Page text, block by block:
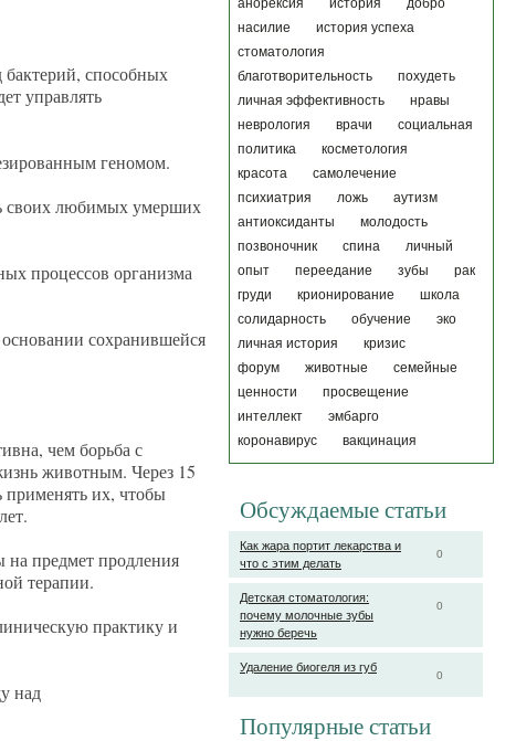
анорексия
история
добро
насилие
история успеха
стоматология
благотворительность
похудеть
личная эффективность
нравы
неврология
врачи
социальная
политика
косметология
красота
самолечение
психиатрия
ложь
аутизм
антиоксиданты
молодость
позвоночник
спина
личный
опыт
переедание зубы
рак
груди
крионирование
школа
солидарность
обучение
эко
личная история
кризис
форум
животные
семейные
ценности
просвещение
интеллект
эмбарго
коронавирус
вакцинация
Обсуждаемые статьи
0
Как жара портит лекарства и
что с этим делать
0
Детская стоматология:
почему молочные зубы
нужно беречь
0
Удаление биогеля из губ
Популярные статьи
бактерий, способных
управлять
геномом.
своих любимых умерших
процессов организма
сохранившейся
чем борьба с
животным. Через 15
применять их, чтобы
на предмет продления
терапии.
практику и
над